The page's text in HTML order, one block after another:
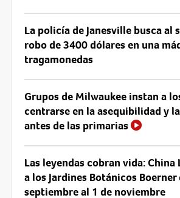
La policía de Janesville busca al
robo de 3400 dólares en una
tragamonedas
Grupos de Milwaukee instan a
centrarse en la asequibilidad y
antes de las primarias
Las leyendas cobran vida:
a los Jardines Botánicos Boerner
septiembre al 1 de noviembre